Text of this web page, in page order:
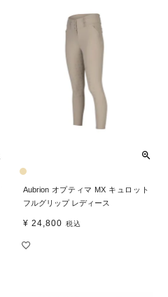
Aubrion オプティマ MX キュロット
フルグリップ レディース
¥ 24,800 税込